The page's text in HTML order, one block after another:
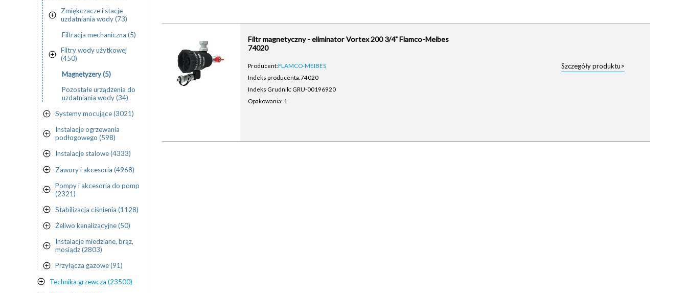
Zmiękczacze i stacje
uzdatniania wody (73)
Filtracja mechaniczna (5)
Filtry wody użytkowej
(450)
Magnetyzery (5)
Pozostałe urządzenia do
uzdatniania wody (34)
Systemy mocujące (3021)
Instalacje ogrzewania
podłogowego (598)
Instalacje stalowe (4333)
Zawory i akcesoria (4968)
Pompy i akcesoria do pomp
(2321)
Stabilizacja ciśnienia (1128)
Żeliwo kanalizacyjne (50)
Instalacje miedziane, brąz,
mosiądz (2803)
Przyłącza gazowe (91)
Technika grzewcza (23500)
Filtr magnetyczny - eliminator Vortex 200 3/4" Flamco-Meibes
74020
Producent:FLAMCO-MEIBES
Indeks producenta:74020
Indeks Grudnik: GRU-00196920
Opakowania: 1
Szczegóły produktu>